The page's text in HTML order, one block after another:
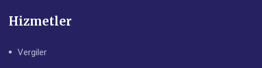
Hizmetler
Vergiler